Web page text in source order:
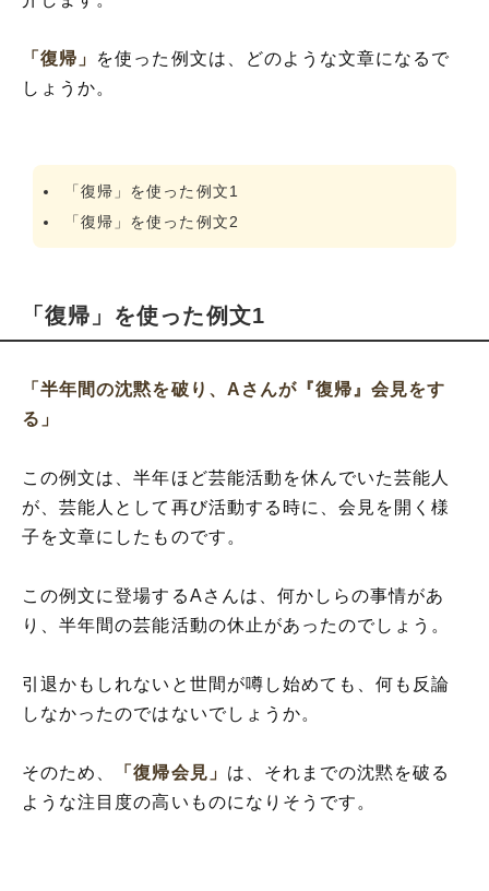
「復帰」
を使った例文は、どのような文章になるで
しょうか。
「復帰」を使った例文1
「復帰」を使った例文2
「復帰」を使った例文1
「半年間の沈黙を破り、Aさんが『復帰』会見をす
る」
この例文は、半年ほど芸能活動を休んでいた芸能人
が、芸能人として再び活動する時に、会見を開く様
子を文章にしたものです。
この例文に登場するAさんは、何かしらの事情があ
り、半年間の芸能活動の休止があったのでしょう。
引退かもしれないと世間が噂し始めても、何も反論
しなかったのではないでしょうか。
そのため、 「復帰会見」 は、それまでの沈黙を破る
ような注目度の高いものになりそうです。